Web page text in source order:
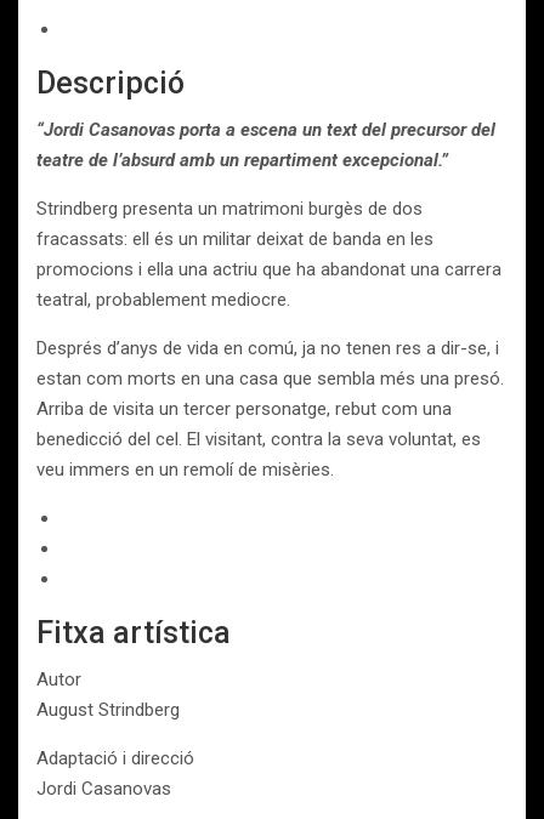
Descripció
“Jordi Casanovas porta a escena un text del precursor del
teatre de l’absurd amb un repartiment excepcional.”
Strindberg presenta un matrimoni burgès de dos
fracassats: ell és un militar deixat de banda en les
promocions i ella una actriu que ha abandonat una carrera
teatral, probablement mediocre.
Després d’anys de vida en comú, ja no tenen res a dir-se, i
estan com morts en una casa que sembla més una presó.
Arriba de visita un tercer personatge, rebut com una
benedicció del cel. El visitant, contra la seva voluntat, es
veu immers en un remolí de misèries.
Fitxa artística
Autor
August Strindberg
Adaptació i direcció
Jordi Casanovas